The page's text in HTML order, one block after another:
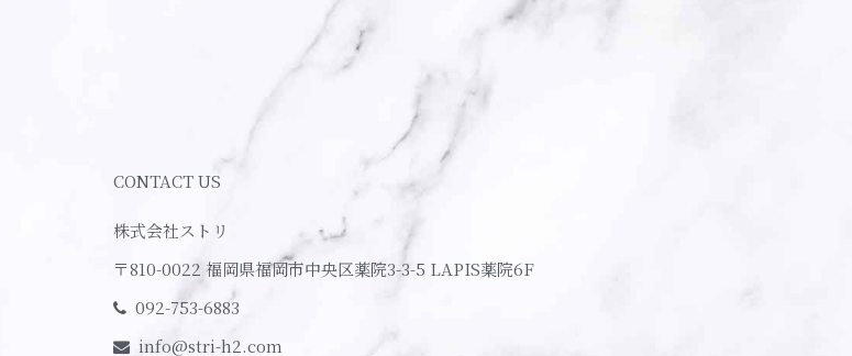
CONTACT US
株式会社ストリ
〒810-0022 福岡県福岡市中央区薬院3-3-5 LAPIS薬院6F
092-753-6883
info@stri-h2.com